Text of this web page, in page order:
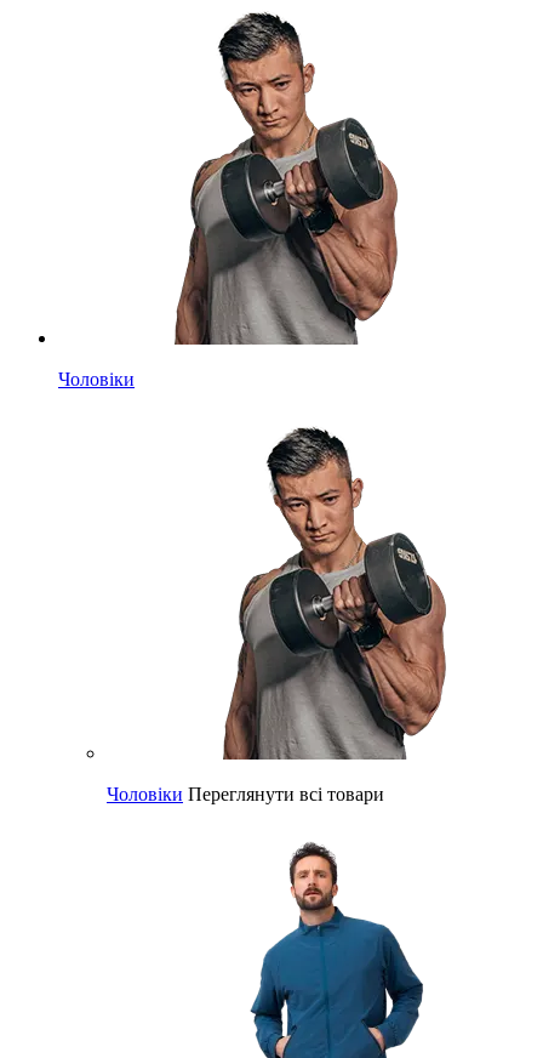
Чоловіки
Чоловіки Переглянути всі товари